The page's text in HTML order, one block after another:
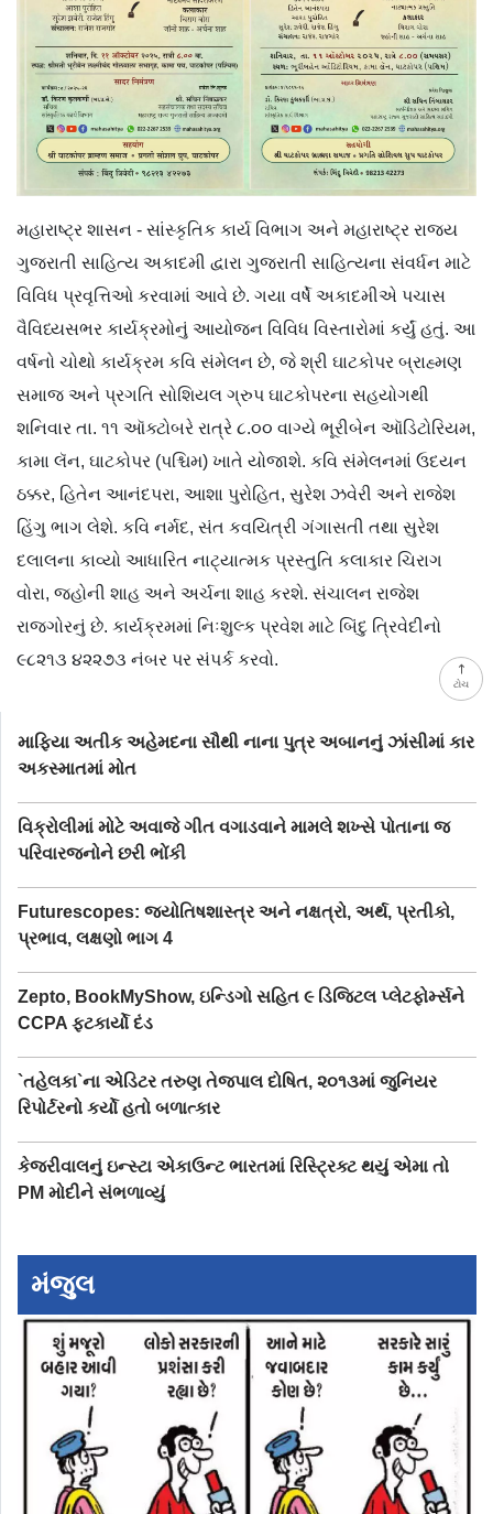
ટોચ
મહારાષ્ટ્ર શાસન - સાંસ્કૃતિક કાર્ય વિભાગ અને મહારાષ્ટ્ર રાજ્ય
ગુજરાતી સાહિત્ય અકાદમી દ્વારા ગુજરાતી સાહિત્યના સંવર્ધન માટે
વિવિધ પ્રવૃત્તિઓ કરવામાં આવે છે. ગયા વર્ષે અકાદમીએ પચાસ
વૈવિધ્યસભર કાર્યક્રમોનું આયોજન વિવિધ વિસ્તારોમાં કર્યું હતું. આ
વર્ષનો ચોથો કાર્યક્રમ કવિ સંમેલન છે, જે શ્રી ઘાટકોપર બ્રાહ્મણ
સમાજ અને પ્રગતિ સોશિયલ ગ્રુપ ઘાટકોપરના સહયોગથી
શનિવાર તા. ૧૧ ઑક્ટોબરે રાત્રે ૮.૦૦ વાગ્યે ભૂરીબેન ઑડિટોરિયમ,
કામા લૅન, ઘાટકોપર (પશ્ચિમ) ખાતે યોજાશે. કવિ સંમેલનમાં ઉદયન
ઠક્કર, હિતેન આનંદપરા, આશા પુરોહિત, સુરેશ ઝવેરી અને રાજેશ
હિંગુ ભાગ લેશે. કવિ નર્મદ, સંત કવયિત્રી ગંગાસતી તથા સુરેશ
દલાલના કાવ્યો આધારિત નાટ્યાત્મક પ્રસ્તુતિ કલાકાર ચિરાગ
વોરા, જ્હોની શાહ અને અર્ચના શાહ કરશે. સંચાલન રાજેશ
રાજગોરનું છે. કાર્યક્રમમાં નિઃશુલ્ક પ્રવેશ માટે બિંદુ ત્રિવેદીનો
૯૮૨૧૩ ૪૨૨૭૩ નંબર પર સંપર્ક કરવો.
માફિયા અતીક અહેમદના સૌથી નાના પુત્ર અબાનનું ઝાંસીમાં કાર
અકસ્માતમાં મોત
વિક્રોલીમાં મોટે અવાજે ગીત વગાડવાને મામલે શખ્સે પોતાના જ
પરિવારજનોને છરી ભોંકી
Futurescopes: જ્યોતિષશાસ્ત્ર અને નક્ષત્રો, અર્થ, પ્રતીકો,
પ્રભાવ, લક્ષણો ભાગ 4
Zepto, BookMyShow, ઇન્ડિગો સહિત ૯ ડિજિટલ પ્લેટફોર્મ્સને
CCPA ફટકાર્યો દંડ
`તહેલકા`ના એડિટર તરુણ તેજપાલ દોષિત, ૨૦૧૩માં જુનિયર
રિપોર્ટરનો કર્યો હતો બળાત્કાર
કેજરીવાલનું ઇન્સ્ટા એકાઉન્ટ ભારતમાં રિસ્ટ્રિક્ટ થયું એમા તો
PM મોદીને સંભળાવ્યું
મંજુલ